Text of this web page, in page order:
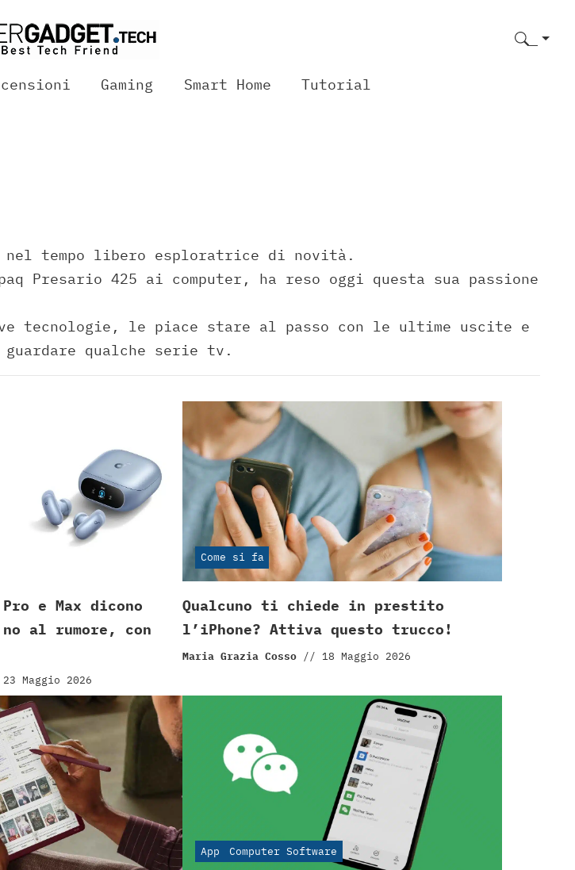
Gaming Smart Home Tutorial
nel tempo libero esploratrice di novità.
Presario 425 ai computer, ha reso oggi questa sua passione
tecnologie, le piace stare al passo con le ultime uscite e
qualche serie tv.
e Max dicono
al rumore, con
23 Maggio 2026
Come si fa
Qualcuno ti chiede in prestito
l’iPhone? Attiva questo trucco!
Maria Grazia Cosso // 18 Maggio 2026
App Computer Software